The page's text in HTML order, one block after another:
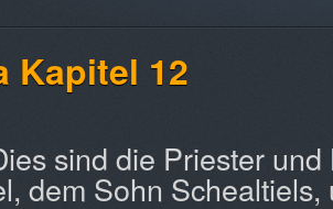
Kapitel 12
sind die Priester
dem Sohn Schealtiels,